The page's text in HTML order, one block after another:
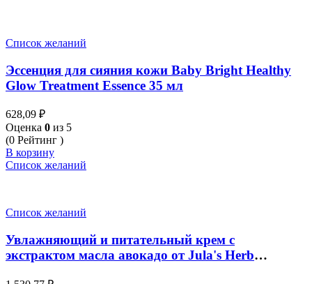
Список желаний
Эссенция для сияния кожи Baby Bright Healthy
Glow Treatment Essence 35 мл
628,09 ₽
Оценка 0 из 5
(0 Рейтинг )
В корзину
Список желаний
Список желаний
Увлажняющий и питательный крем с
экстрактом масла авокадо от Jula's Herb